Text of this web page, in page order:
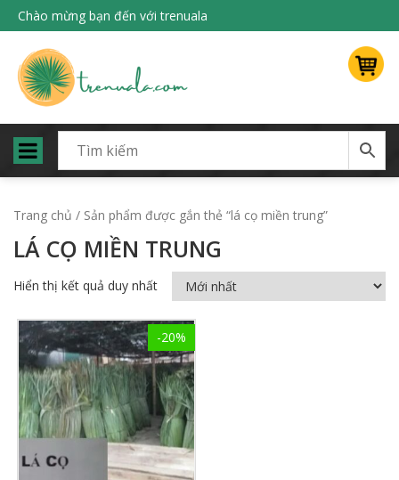
Chào mừng bạn đến với trenuala
Trang chủ / Sản phẩm được gắn thẻ “lá cọ miền trung”
LÁ CỌ MIỀN TRUNG
Hiển thị kết quả duy nhất
-20%